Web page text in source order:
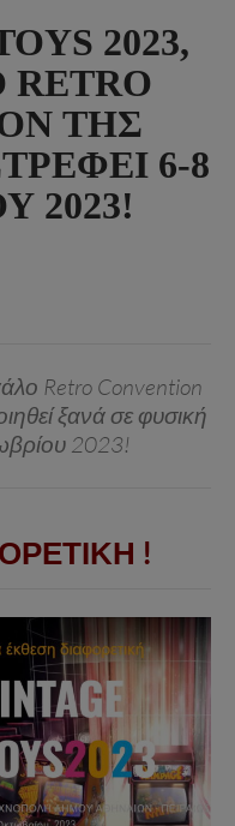
2023,
ΤΗΣ
6-8
2023!
Retro Convention
ξανά σε φυσική
2023!
!